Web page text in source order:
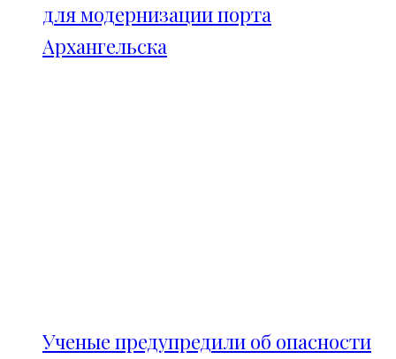
для модернизации порта
Архангельска
Ученые предупредили об опасности